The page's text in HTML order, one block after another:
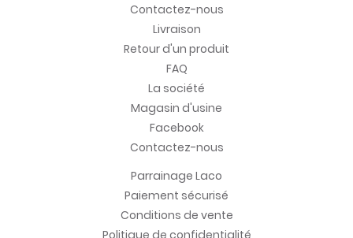
Contactez-nous
Livraison
Retour d'un produit
FAQ
La société
Magasin d'usine
Facebook
Contactez-nous
Parrainage Laco
Paiement sécurisé
Conditions de vente
Politique de confidentialité